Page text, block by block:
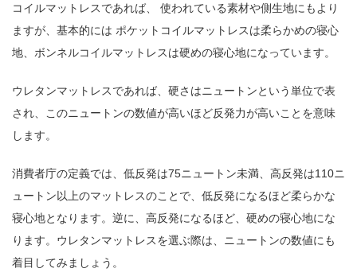
コイルマットレスであれば、 使われている素材や側生地にもより
ますが、基本的には ポケットコイルマットレスは柔らかめの寝心
地、ボンネルコイルマットレスは硬めの寝心地になっています。
ウレタンマットレスであれば、硬さはニュートンという単位で表
され、このニュートンの数値が高いほど反発力が高いことを意味
します。
消費者庁の定義では、低反発は75ニュートン未満、高反発は110ニ
ュートン以上のマットレスのことで、低反発になるほど柔らかな
寝心地となります。逆に、高反発になるほど、硬めの寝心地にな
ります。ウレタンマットレスを選ぶ際は、ニュートンの数値にも
着目してみましょう。